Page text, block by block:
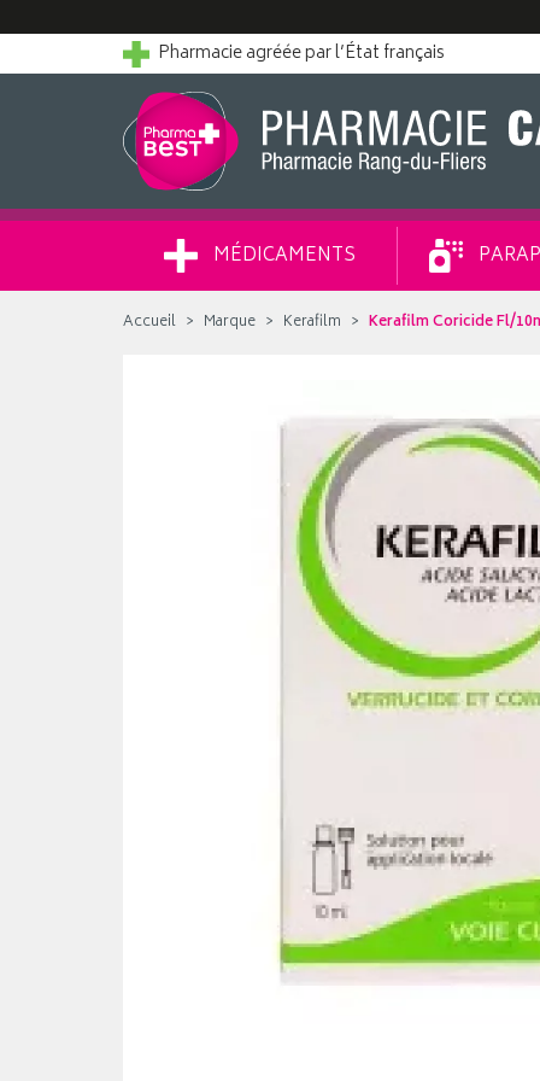
Pharmacie agréée par l’État français
MÉDICAMENTS
Accueil Marque Kerafilm Kerafilm Coricide Fl/